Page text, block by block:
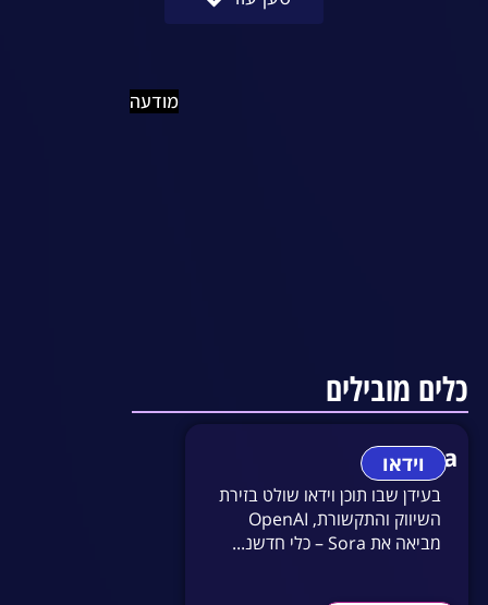
מודעה
כלים מובילים
וידאוSora
בעידן שבו תוכן וידאו שולט בזירת
השיווק והתקשורת, OpenAI
מביאה את Sora – כלי חדשנ...